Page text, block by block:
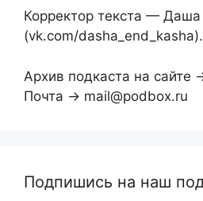
Корректор текста — Даша
(vk.com/dasha_end_kasha).
Архив подкаста на сайте
Почта → mail@podbox.ru
Подпишись на наш